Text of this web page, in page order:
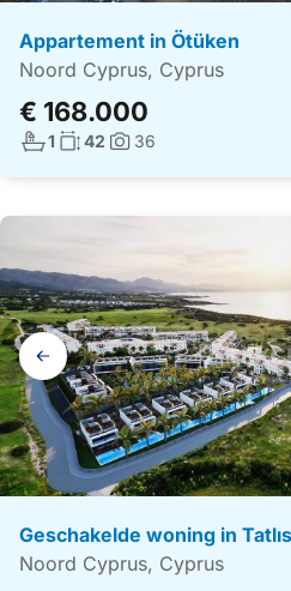
Appartement in Ötüken
Noord Cyprus, Cyprus
€ 168.000
Aantal badkamers:
1 Woonoppervlakte:
42 Foto's:
36
Galerij
navigatie
Geschakelde woning in
Noord Cyprus, Cyprus